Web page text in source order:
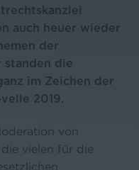
auch heuer wieder
der
standen die
im Zeichen der
2019.
von
vielen für die